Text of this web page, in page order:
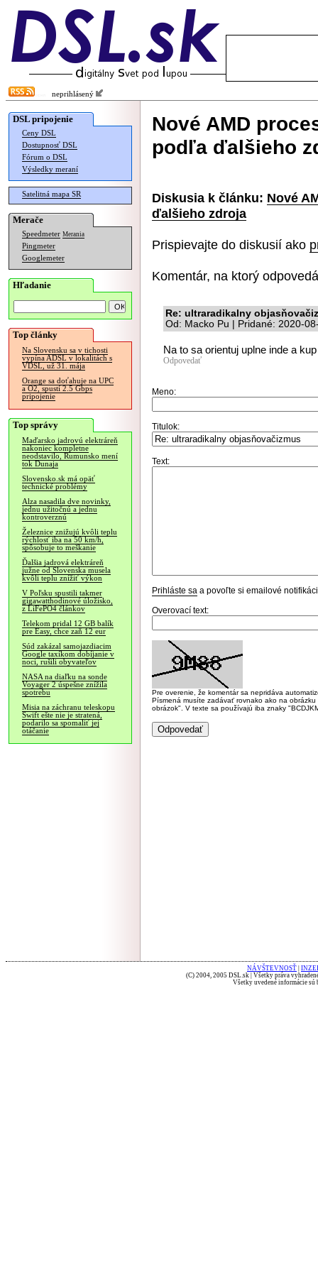
neprihlásený
DSL pripojenie
Ceny DSL
Dostupnosť DSL
Fórum o DSL
Výsledky meraní
Satelitná mapa SR
Merače
Speedmeter Merania
Pingmeter
Googlemeter
Hľadanie
Top články
Na Slovensku sa v tichosti
vypína ADSL v lokalitách s
VDSL, už 31. mája
Orange sa doťahuje na UPC
a O2, spustí 2.5 Gbps
pripojenie
Top správy
Maďarsko jadrovú elektráreň
nakoniec kompletne
neodstavilo, Rumunsko mení
tok Dunaja
Slovensko.sk má opäť
technické problémy
Alza nasadila dve novinky,
jednu užitočnú a jednu
kontroverznú
Železnice znižujú kvôli teplu
rýchlosť iba na 50 km/h,
spôsobuje to meškanie
Ďalšia jadrová elektráreň
južne od Slovenska musela
kvôli teplu znížiť výkon
V Poľsku spustili takmer
gigawatthodinové úložisko,
z LiFePO4 článkov
Telekom pridal 12 GB balík
pre Easy, chce zaň 12 eur
Súd zakázal samojazdiacim
Google taxíkom dobíjanie v
noci, rušili obyvateľov
NASA na diaľku na sonde
Voyager 2 úspešne znížila
spotrebu
Misia na záchranu teleskopu
Swift ešte nie je stratená,
podarilo sa spomaliť jej
otáčanie
Nové AMD
podľa ďalšieho
Diskusia k článku: Nové
ďalšieho zdroja
Prispievajte do diskusií ako
Komentár, na ktorý
Re: ultraradikalny
Od: Macko Pu | Pridané: 2020-
Na to sa orientuj uplne inde a
Odpovedať
Meno:
Titulok:
Text:
Prihláste sa a povoľte si emailové
Overovací text:
Pre overenie, že komentár sa nepridáva
Písmená musíte zadávať rovnako ako na
obrázok". V texte sa používajú iba znaky
NÁVŠTEVNOSŤ
(C) 2004, 2005 DSL.sk | Všetky práva
Všetky uvedené informácie sú